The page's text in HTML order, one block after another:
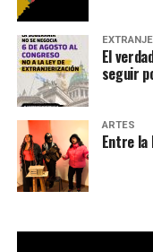
El
seguir
ARTES
Entre la